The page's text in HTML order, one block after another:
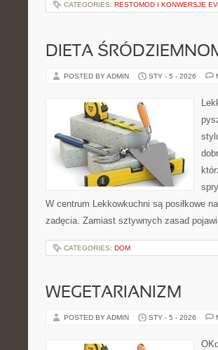
CATEGORIES: RESTOMOD I KONWERSJE EV
DIETA
POSTED BY ADMIN STY - 5 - 2026
W centrum Lekkowkuchni są posiłkowe
zadęcia. Zamiast sztywnych zasad
CATEGORIES: DOM
WEGETARIANIZM
POSTED BY ADMIN STY - 5 - 2026